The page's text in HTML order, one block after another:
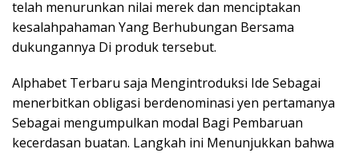
telah menurunkan nilai merek dan menciptakan
kesalahpahaman Yang Berhubungan Bersama
dukungannya Di produk tersebut.
Alphabet Terbaru saja Mengintroduksi Ide Sebagai
menerbitkan obligasi berdenominasi yen pertamanya
Sebagai mengumpulkan modal Bagi Pembaruan
kecerdasan buatan. Langkah ini Menunjukkan bahwa